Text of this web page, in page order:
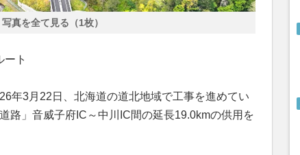
写真を全て見る（1枚）
ート
年3月22日、北海道の道北地域で工事を進めてい
路」音威子府IC～中川IC間の延長19.0kmの供用を